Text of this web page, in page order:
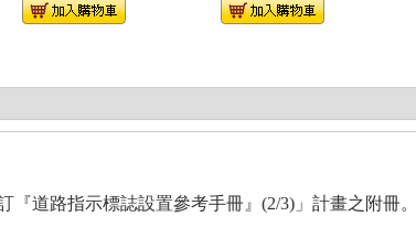
道路指示標誌設置參考手冊』(2/3)」計畫之附冊